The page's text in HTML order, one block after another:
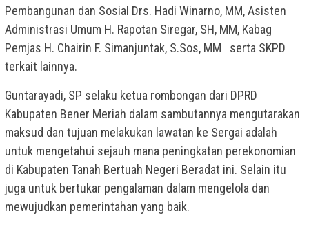
Pembangunan dan Sosial Drs. Hadi Winarno, MM, Asisten
Administrasi Umum H. Rapotan Siregar, SH, MM, Kabag
Pemjas H. Chairin F. Simanjuntak, S.Sos, MM serta SKPD
terkait lainnya.
Guntarayadi, SP selaku ketua rombongan dari DPRD
Kabupaten Bener Meriah dalam sambutannya mengutarakan
maksud dan tujuan melakukan lawatan ke Sergai adalah
untuk mengetahui sejauh mana peningkatan perekonomian
di Kabupaten Tanah Bertuah Negeri Beradat ini. Selain itu
juga untuk bertukar pengalaman dalam mengelola dan
mewujudkan pemerintahan yang baik.